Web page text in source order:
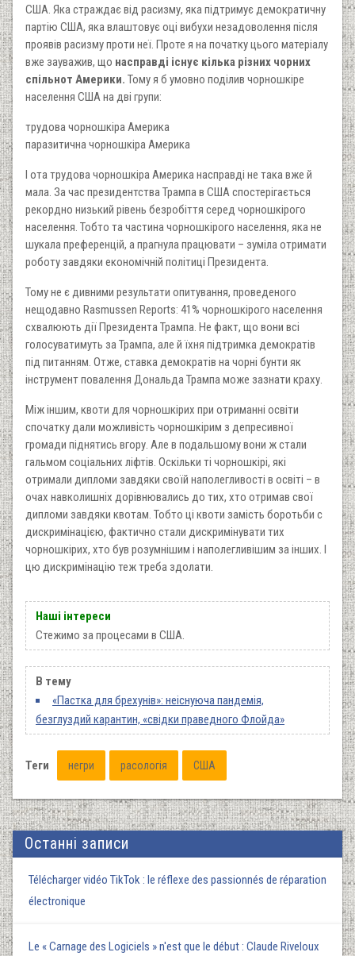
США. Яка страждає від расизму, яка підтримує демократичну
партію США, яка влаштовує оці вибухи незадоволення після
проявів расизму проти неї. Проте я на початку цього матеріалу
вже зауважив, що насправді існує кілька різних чорних
спільнот Америки. Тому я б умовно поділив чорношкіре
населення США на дві групи:
трудова чорношкіра Америка
паразитична чорношкіра Америка
І ота трудова чорношкіра Америка насправді не така вже й
мала. За час президентства Трампа в США спостерігається
рекордно низький рівень безробіття серед чорношкірого
населення. Тобто та частина чорношкірого населення, яка не
шукала преференцій, а прагнула працювати – зуміла отримати
роботу завдяки економічній політиці Президента.
Тому не є дивними результати опитування, проведеного
нещодавно Rasmussen Reports: 41% чорношкірого населення
схвалюють дії Президента Трампа. Не факт, що вони всі
голосуватимуть за Трампа, але й їхня підтримка демократів
під питанням. Отже, ставка демократів на чорні бунти як
інструмент повалення Дональда Трампа може зазнати краху.
Між іншим, квоти для чорношкірих при отриманні освіти
спочатку дали можливість чорношкірим з депресивної
громади піднятись вгору. Але в подальшому вони ж стали
гальмом соціальних ліфтів. Оскільки ті чорношкірі, які
отримали дипломи завдяки своїй наполегливості в освіті – в
очах навколишніх дорівнювались до тих, хто отримав свої
дипломи завдяки квотам. Тобто ці квоти замість боротьби с
дискримінацією, фактично стали дискримінувати тих
чорношкірих, хто був розумнішим і наполегливішим за інших. І
цю дискримінацію теж треба здолати.
Наші інтереси
Стежимо за процесами в США.
В тему
«Пастка для брехунів»: неіснуюча пандемія,
безглуздий карантин, «свідки праведного Флойда»
Теги негри расологія США
Останні записи
Télécharger vidéo TikTok : le réflexe des passionnés de réparation
électronique
Le « Carnage des Logiciels » n'est que le début : Claude Riveloux